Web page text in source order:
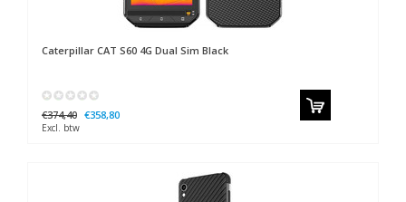
Caterpillar CAT S60 4G Dual Sim Black
€374,40 €358,80
Excl. btw